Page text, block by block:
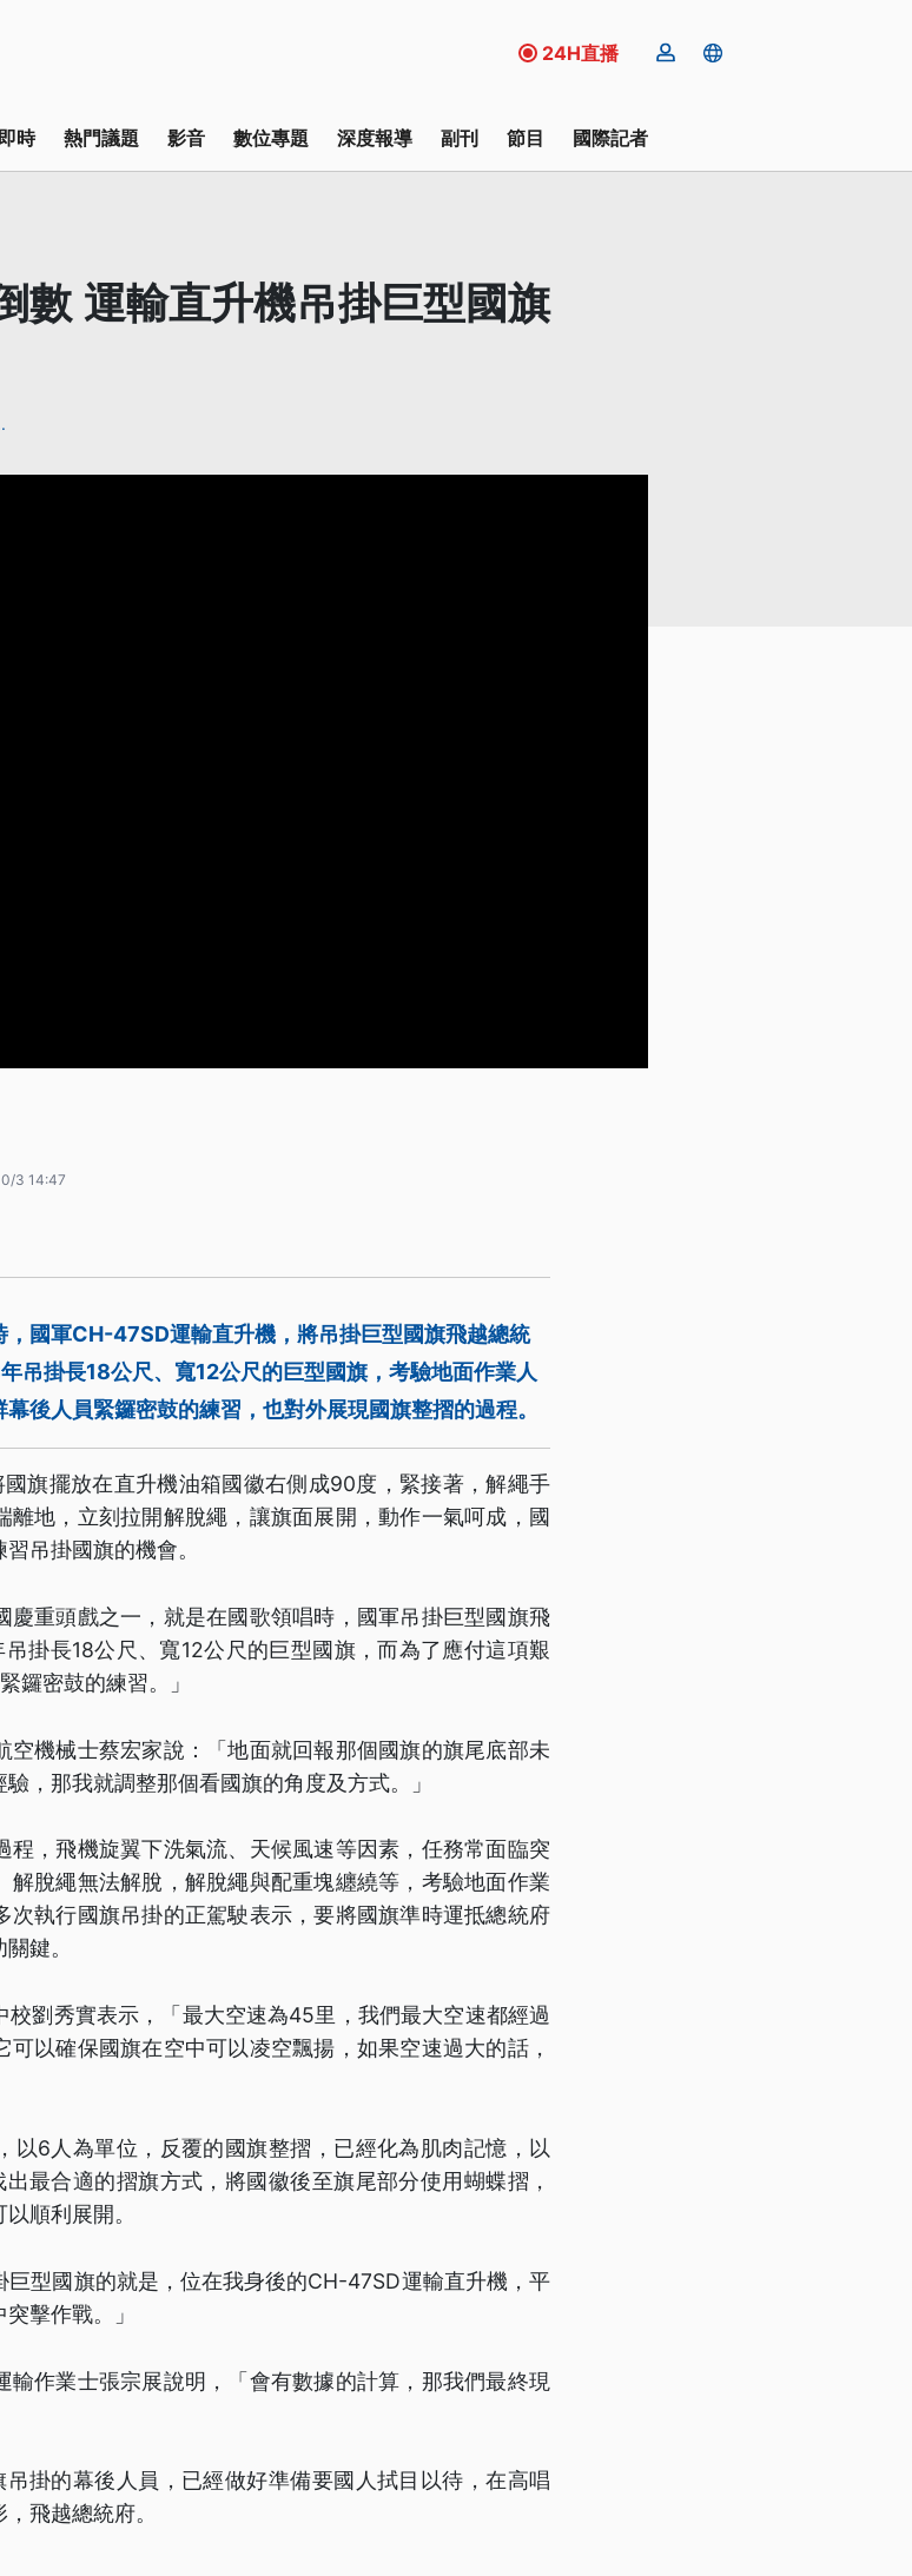
24H直播
即時 熱門議題 影音 數位專題 深度報導 副刊 節目 國際記者
數 運輸直升機吊掛巨型國旗
3 14:47
，國軍CH-47SD運輸直升機，將吊掛巨型國旗飛越總統
吊掛長18公尺、寬12公尺的巨型國旗，考驗地面作業人
後人員緊鑼密鼓的練習，也對外展現國旗整摺的過程。
旗擺放在直升機油箱國徽右側成90度，緊接著，解繩手
地，立刻拉開解脫繩，讓旗面展開，動作一氣呵成，國
吊掛國旗的機會。
慶重頭戲之一，就是在國歌領唱時，國軍吊掛巨型國旗飛
掛長18公尺、寬12公尺的巨型國旗，而為了應付這項艱
鑼密鼓的練習。」
空機械士蔡宏家說：「地面就回報那個國旗的旗尾底部未
，那我就調整那個看國旗的角度及方式。」
程，飛機旋翼下洗氣流、天候風速等因素，任務常面臨突
解脫繩無法解脫，解脫繩與配重塊纏繞等，考驗地面作業
次執行國旗吊掛的正駕駛表示，要將國旗準時運抵總統府
鍵。
校劉秀實表示，「最大空速為45里，我們最大空速都經過
以確保國旗在空中可以凌空飄揚，如果空速過大的話，
以6人為單位，反覆的國旗整摺，已經化為肌肉記憶，以
最合適的摺旗方式，將國徽後至旗尾部分使用蝴蝶摺，
順利展開。
型國旗的就是，位在我身後的CH-47SD運輸直升機，平
擊作戰。」
輸作業士張宗展說明，「會有數據的計算，那我們最終現
掛的幕後人員，已經做好準備要國人拭目以待，在高唱
飛越總統府。